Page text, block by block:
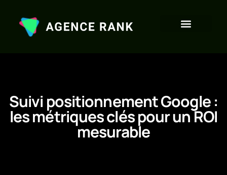
Suivi positionnement Google :
les métriques clés pour un ROI
mesurable